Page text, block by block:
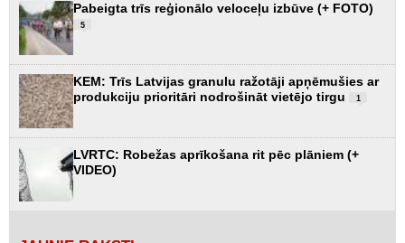
Pabeigta trīs reģionālo veloceļu izbūve (+ FOTO)
5
KEM: Trīs Latvijas granulu ražotāji apņēmušies ar
produkciju prioritāri nodrošināt vietējo tirgu
1
LVRTC: Robežas aprīkošana rit pēc plāniem (+
VIDEO)